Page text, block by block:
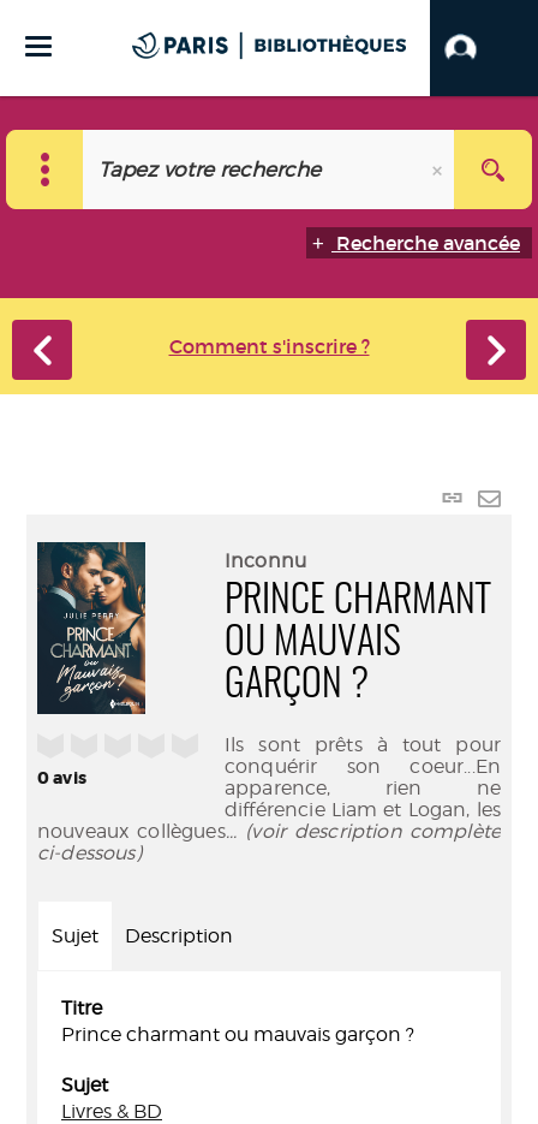
Recherche avancée
Comment s'inscrire ?
Lien
mail
0avis
Inconnu
PRINCE CHARMANT
OU MAUVAIS
GARÇON ?
Ils sont prêts à tout pour
conquérir son coeur...En
apparence, rien ne
différencie Liam et Logan, les
nouveaux collègues... (voir description complète
ci-dessous)
Sujet Description
Titre
Prince charmant ou mauvais garçon ?
Sujet
Livres & BD